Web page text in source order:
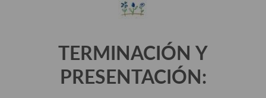
Cocina Gallega
Cocina Madrileña
TERMINACIÓN Y
PRESENTACIÓN: